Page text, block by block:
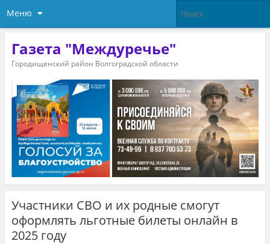
Меню
Газета "Междуречье"
Городищенский район Волгоградской области
Участники СВО и их родные смогут
оформлять льготные билеты онлайн в
2025 году